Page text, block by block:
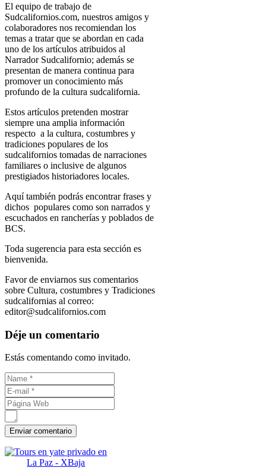
El equipo de trabajo de
Sudcalifornios.com, nuestros amigos y
colaboradores nos recomiendan los
temas a tratar que se abordan en cada
uno de los artículos atribuidos al
Narrador Sudcalifornio; además se
presentan de manera continua para
promover un conocimiento más
profundo de la cultura sudcalifornia.
Estos artículos pretenden mostrar
siempre una amplia información
respecto a la cultura, costumbres y
tradiciones populares de los
sudcalifornios tomadas de narraciones
familiares o inclusive de algunos
prestigiados historiadores locales.
Aquí también podrás encontrar frases y
dichos populares como son narrados y
escuchados en rancherías y poblados de
BCS.
Toda sugerencia para esta sección es
bienvenida.
Favor de enviarnos sus comentarios
sobre Cultura, costumbres y Tradiciones
sudcalifornias al correo:
editor@sudcalifornios.com
Déje un comentario
Estás comentando como invitado.